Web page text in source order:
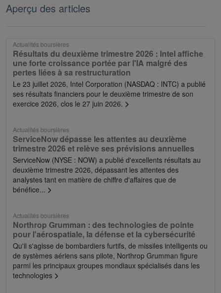
Aperçu des articles
Actualités boursières
Résultats du deuxième trimestre 2026 : Intel affiche
une forte croissance portée par l'IA malgré des
pertes liées à sa restructuration
Le 23 juillet 2026, Intel Corporation (NASDAQ : INTC) a publié
ses résultats financiers pour le deuxième trimestre de son
exercice 2026, clos le 27 juin 2026.
Actualités boursières
ServiceNow dépasse les attentes au deuxième
trimestre 2026 et relève ses prévisions annuelles
ServiceNow (NYSE : NOW) a publié d'excellents résultats au
deuxième trimestre 2026, dépassant les attentes des
analystes tant en matière de chiffre d'affaires que de
bénéfice...
Actualités boursières
Northrop Grumman : des technologies de pointe
pour l'aérospatiale, la défense et la cybersécurité
Qu'il s'agisse de bombardiers furtifs, de missiles intelligents ou
de systèmes aériens sans pilote, Northrop Grumman figure
parmi les principaux groupes mondiaux spécialisés dans les
technologies